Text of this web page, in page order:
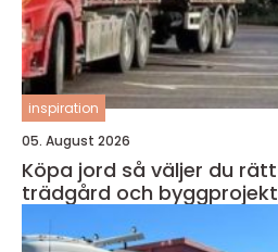
inspiration
05. August 2026
Köpa jord så väljer du rätt kvalitet till
trädgård och byggprojekt